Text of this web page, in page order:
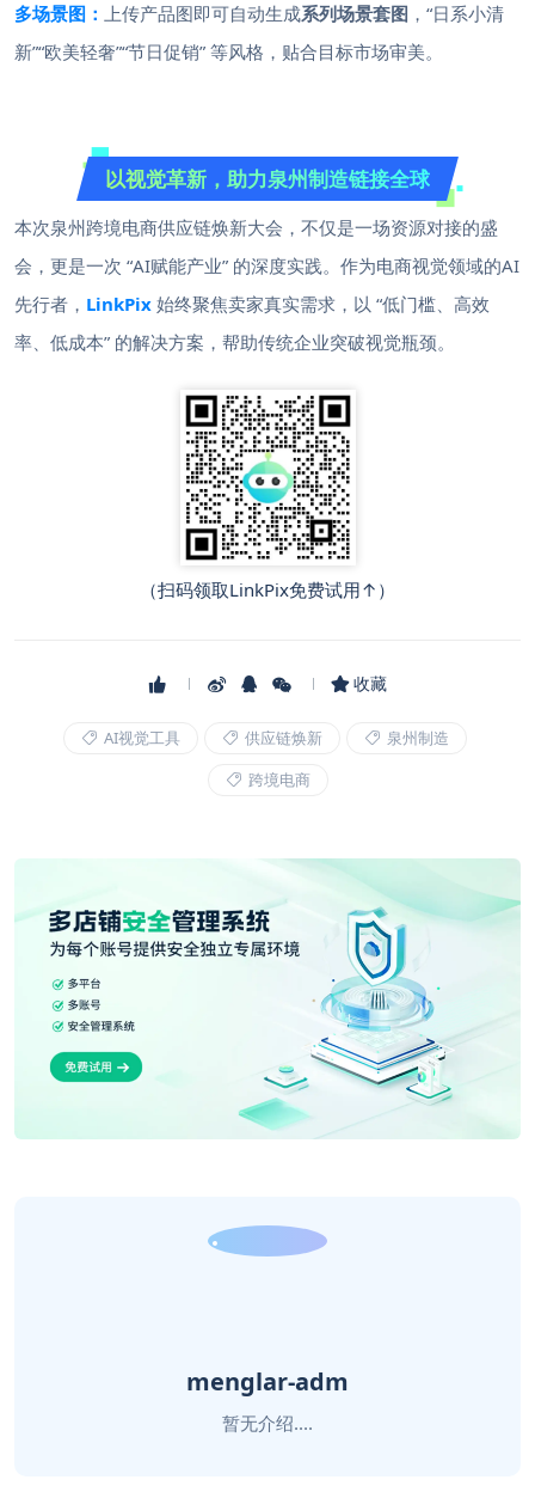
多场景图： 上传产品图即可自动生成系列场景套图 ，“日系小清
新”“欧美轻奢”“节日促销” 等风格，贴合目标市场审美。
以视觉革新，助力泉州制造链接全球
本次泉州跨境电商供应链焕新大会，不仅是一场资源对接的盛
会，更是一次 “AI赋能产业” 的深度实践。作为电商视觉领域的AI
先行者， LinkPix 始终聚焦卖家真实需求，以 “低门槛、高效
率、低成本” 的解决方案，帮助传统企业突破视觉瓶颈。
（扫码领取LinkPix免费试用↑）
收藏
AI视觉工具 供应链焕新
泉州制造
跨境电商
menglar-adm
暂无介绍....